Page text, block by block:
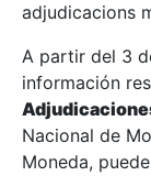
Mostra/Amaga
Mostra/
adjudicacions
A partir del 3
información
Nacional de
Moneda,